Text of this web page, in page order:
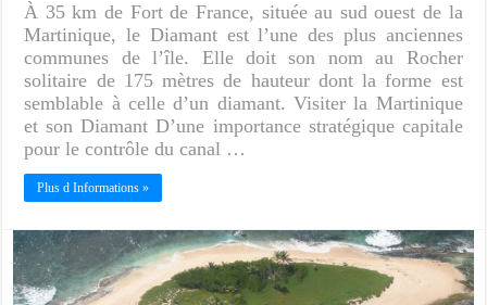
À 35 km de Fort de France, située au sud ouest de la
Martinique, le Diamant est l’une des plus anciennes
communes de l’île. Elle doit son nom au Rocher
solitaire de 175 mètres de hauteur dont la forme est
semblable à celle d’un diamant. Visiter la Martinique
et son Diamant D’une importance stratégique capitale
pour le contrôle du canal …
Plus d Informations »